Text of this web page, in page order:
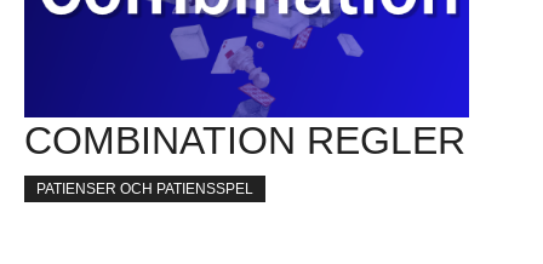
COMBINATION REGLER
PATIENSER OCH PATIENSSPEL